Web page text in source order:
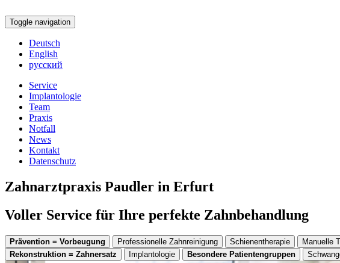
Toggle navigation
Deutsch
English
русский
Service
Implantologie
Team
Praxis
Notfall
News
Kontakt
Datenschutz
Zahnarztpraxis Paudler in Erfurt
Voller Service für Ihre perfekte Zahnbehandlung
Prävention = Vorbeugung Professionelle Zahnreinigung Schienentherapie Manuelle
Rekonstruktion = Zahnersatz
Implantologie Besondere Patientengruppen